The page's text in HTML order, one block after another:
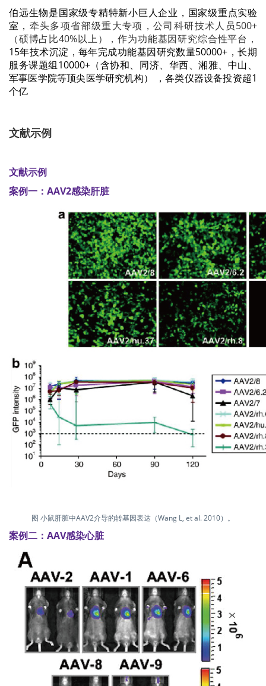
伯远生物是国家级专精特新小巨人企业， 国家级重点实验
室， 牵头多项省部级重大专项，公司科研技术人员500+
（硕博占比40%以上），作为功能基因研究综合性平台，
15年技术沉淀，每年完成功能基因研究数量50000+，长期
服务课题组10000+（含协和、同济、华西、湘雅、中山、
军事医学院等顶尖医学研究机构）
，各类仪器设备投资超1
个亿
文献示例
文献示例
案例一：AAV2感染肝脏
图 小鼠肝脏中AAV2介导的转基因表达（Wang L, et al. 2010）。
案例二：AAV感染心脏